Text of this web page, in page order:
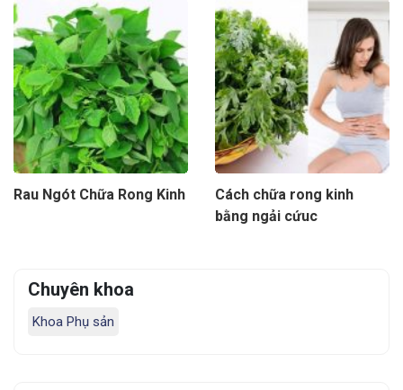
Rau Ngót Chữa Rong Kinh
Cách chữa rong kinh
bằng ngải cứuc
Chuyên khoa
Khoa Phụ sản